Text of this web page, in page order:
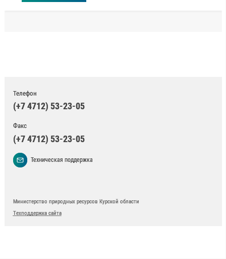
Телефон
(+7 4712) 53-23-05
Факс
(+7 4712) 53-23-05
Техническая поддержка
Министерство природных ресурсов Курской области
Техподдержка сайта